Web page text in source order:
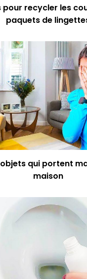
pour recycler les
paquets de
objets qui portent
maison